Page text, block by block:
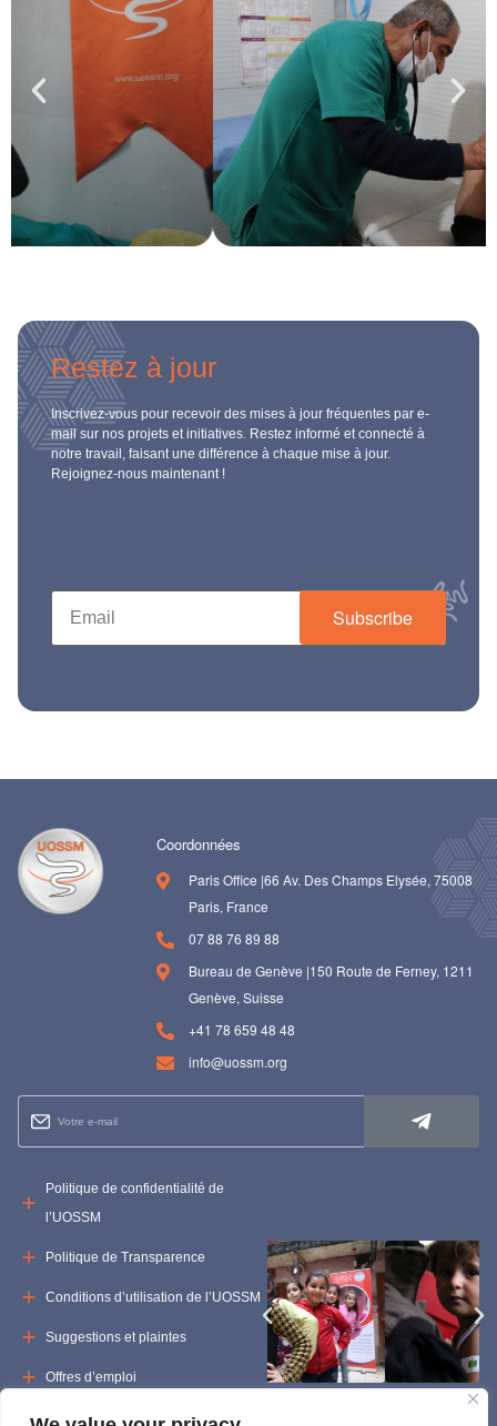
Restez à jour
Inscrivez-vous pour recevoir des mises à jour fréquentes par e-
mail sur nos projets et initiatives. Restez informé et connecté à
notre travail, faisant une différence à chaque mise à jour.
Rejoignez-nous maintenant !
Subscribe
Coordonnées
Paris Office |66 Av. Des Champs Elysée, 75008
Paris, France
07 88 76 89 88
Bureau de Genève |150 Route de Ferney, 1211
Genève, Suisse
+41 78 659 48 48
info@uossm.org
Politique de confidentialité de
l’UOSSM
Politique de Transparence
Conditions d’utilisation de l’UOSSM
Suggestions et plaintes
Offres d’emploi
Appels d’offres